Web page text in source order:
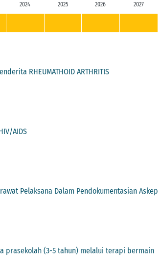
2024 2025 2026 2027
RHEUMATHOID ARTHRITIS
AIDS
Pelaksana Dalam Pendokumentasian Askep
prasekolah (3-5 tahun) melalui terapi bermain